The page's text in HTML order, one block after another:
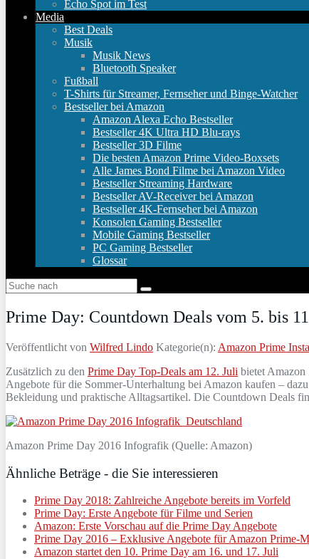
Echo Spot im Test
Media
Best Deals
Musik
Musik News
Bluetooth Speaker
Fußball
T-Shirts für Streamer, Fernseher und Binge-Watcher
Bestseller bei Amazon
Amazon Alexa Echo Bestseller
Bestseller 4K Ultra HD Blu-rays
Bestseller 3D Filme
Die besten Amazon Prime Video-Boxsets
Alle James Bond Filme bei Amazon Video
Bestseller Streaming Hardware
Bestseller AV-Receiver bei Amazon
Bestseller 4K-Fernseher bei Amazon
Konsolen Gaming Bestseller
Mobile Gaming Bestseller
PC Gaming Bestseller
Glossar
Prime Day: Countdown Deals vom 5. bis
Veröffentlicht von Wilfred Lindo Kategorie(n): Amazon Prime
Zusätzlich zu den Prime Day Top-Deals am 12. Juli bietet
Angebote für die Sommer-Unterhaltung bei Amazon kaufen –
Bekleidung und praktische Alltagsartikel. Die Countdown Deals
Amazon Prime Day 2016 Infografik (Quelle: Amazon)
Ähnliche Beträge - die Sie interessieren
Prime Day 2018: Zahlreiche Angebote bereits im Vorfeld
Prime Day: Erste Angebote für Filme und Serien
Amazon: Erste Vorschau auf die Prime Day Angebote
Prime Day 2016 – Exklusive Angebote für Amazon Prime-
Amazon startet den 10. Prime Day am 16. und 17. Juli